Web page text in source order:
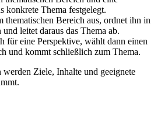
konkrete Thema festgelegt.
thematischen Bereich aus, ordnet ihn in
leitet daraus das Thema ab.
für eine Perspektive, wählt dann einen
und kommt schließlich zum Thema.
werden Ziele, Inhalte und geeignete